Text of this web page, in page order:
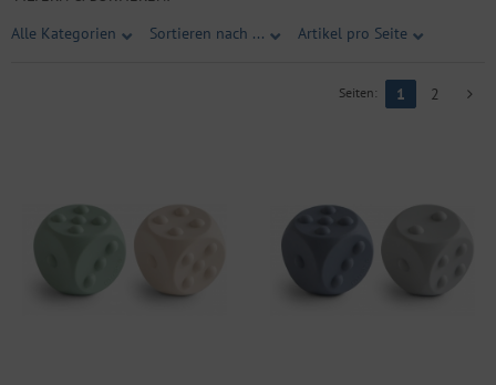
Alle Kategorien
Sortieren nach ... Artikel pro Seite
Seiten: 1 2